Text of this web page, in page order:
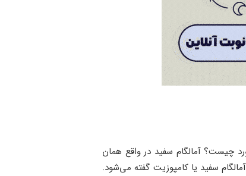
چیست؟ آمالگام سفید در واقع همان
سفید یا کامپوزیت گفته می‌شود.